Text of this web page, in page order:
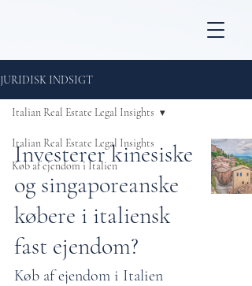
JURIDISK INDSIGT
Italian Real Estate Legal Insights
Køb af ejendom i Italien
Italian Real Estate Legal Insights
Investerer kinesiske
og singaporeanske
købere i italiensk
fast ejendom?
Køb af ejendom i Italien